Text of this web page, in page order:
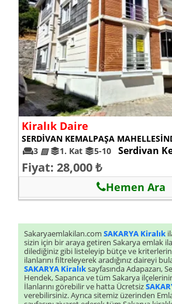
Kiralık Daire
3 ▨ 1. Kat 5-10 Serdivan
Fiyat: 28,000 ₺
Hemen Ara
Sakaryaemlakilan.com SAKARYA Kiralık
sizin için bir araya getiren Sakarya emlak
dilediğiniz gibi listeleyip bütçe ve
ilanlarını filtreleyerek aradığınız daireyi
SAKARYA Kiralıksayfasında Adapazarı,
Hendek, Sapanca ve tüm Sakarya
İlanlarını görebilir ve hatta Ücretsiz
verebilirsiniz. Ayrıca sitemiz üzerinden Emlak talepleri